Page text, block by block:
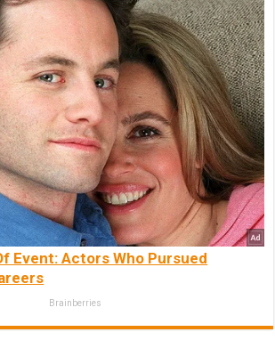
Event: Actors Who Pursued
Brainberries